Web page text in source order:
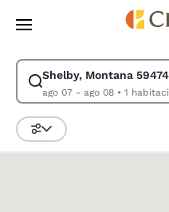
Saltar A Contenido
Shelby, Montana
ago 07 - ago 08•
Modificar búsqueda para
Ordenar y filtrar